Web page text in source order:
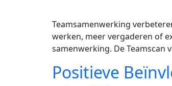
Teamsamenwerking
werken, meer vergaderen of
samenwerking. De Teamscan
Positieve